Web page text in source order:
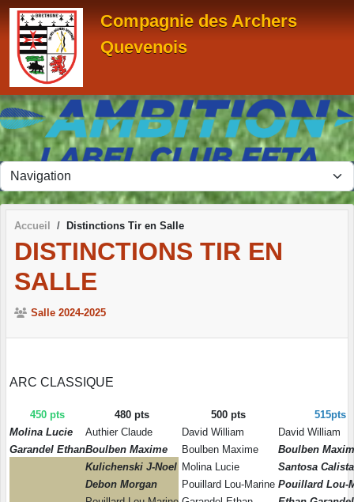
Compagnie des Archers
Quevenois
Accueil Distinctions Tir en Salle
DISTINCTIONS TIR EN
SALLE
Salle 2024-2025
ARC CLASSIQUE
450 pts 480 pts 500 pts
515pts
Molina Lucie
Authier Claude David William
David William
Garandel EthanBoulben Maxime Boulben Maxime
Boulben
Kulichenski J-Noel Molina Lucie
Santosa Calista
Debon Morgan
Pouillard Lou-Marine Pouillard Lou-
Panneau de gestion des cookies